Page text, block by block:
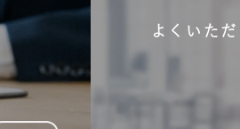
よくいた